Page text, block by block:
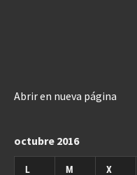
Abrir en nueva página
octubre 2016
L M X